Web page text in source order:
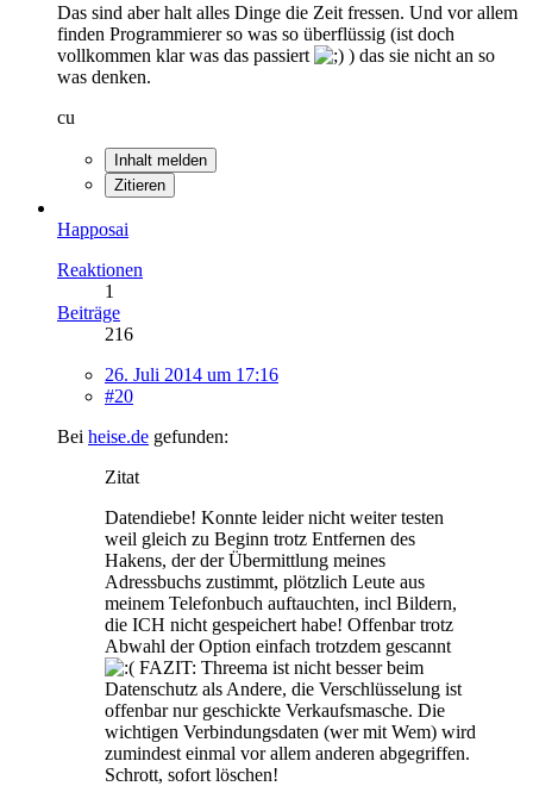
Das sind aber halt alles Dinge die Zeit fressen. Und vor allem
finden Programmierer so was so überflüssig (ist doch
vollkommen klar was das passiert
) das sie nicht an so
was denken.
cu
Inhalt melden
Zitieren
Happosai
Reaktionen
1
Beiträge
216
26. Juli 2014 um 17:16
#20
Bei heise.de gefunden:
Zitat
Datendiebe! Konnte leider nicht weiter testen
weil gleich zu Beginn trotz Entfernen des
Hakens, der der Übermittlung meines
Adressbuchs zustimmt, plötzlich Leute aus
meinem Telefonbuch auftauchten, incl Bildern,
die ICH nicht gespeichert habe! Offenbar trotz
Abwahl der Option einfach trotzdem gescannt
FAZIT: Threema ist nicht besser beim
Datenschutz als Andere, die Verschlüsselung ist
offenbar nur geschickte Verkaufsmasche. Die
wichtigen Verbindungsdaten (wer mit Wem) wird
zumindest einmal vor allem anderen abgegriffen.
Schrott, sofort löschen!